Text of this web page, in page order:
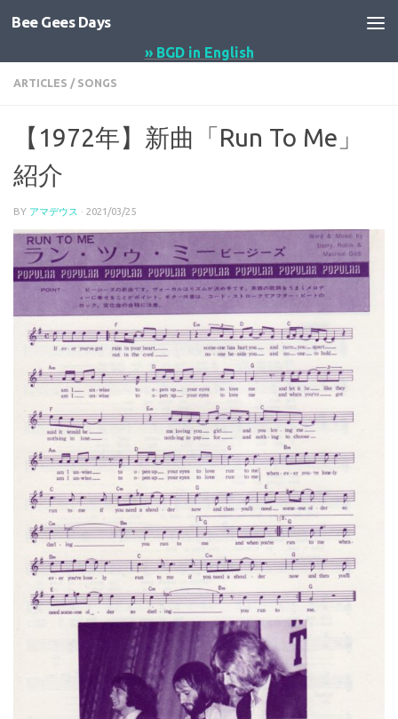
コンテンツへスキップ
Bee Gees Days
» BGD in English
ARTICLES / SONGS
【1972年】新曲「Run To Me」
紹介
BY アマデウス · 2021/03/25